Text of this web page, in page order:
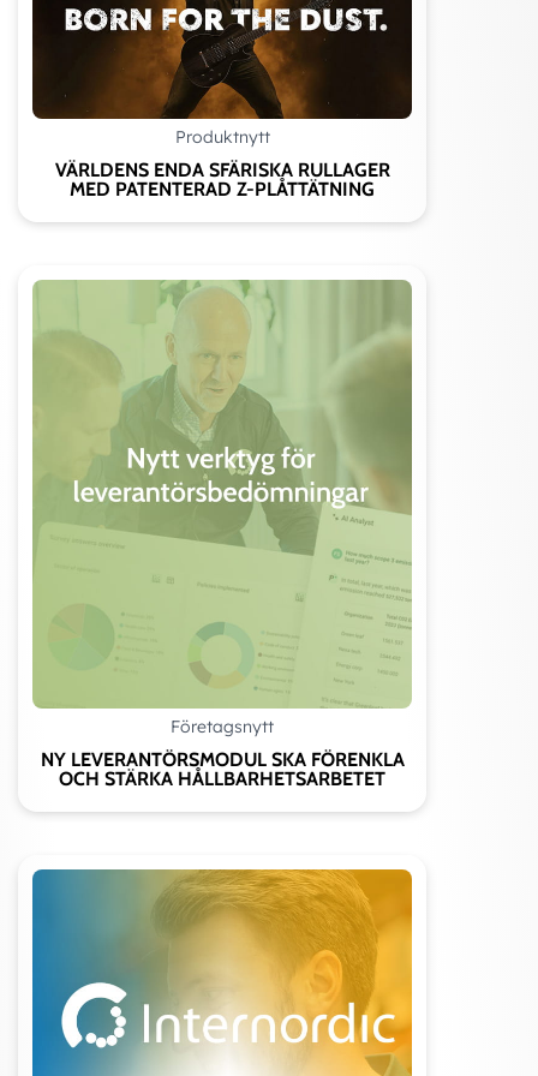
Produktnytt
VÄRLDENS ENDA SFÄRISKA RULLAGER
MED PATENTERAD Z-PLÅTTÄTNING
Företagsnytt
NY LEVERANTÖRSMODUL SKA FÖRENKLA
OCH STÄRKA HÅLLBARHETSARBETET